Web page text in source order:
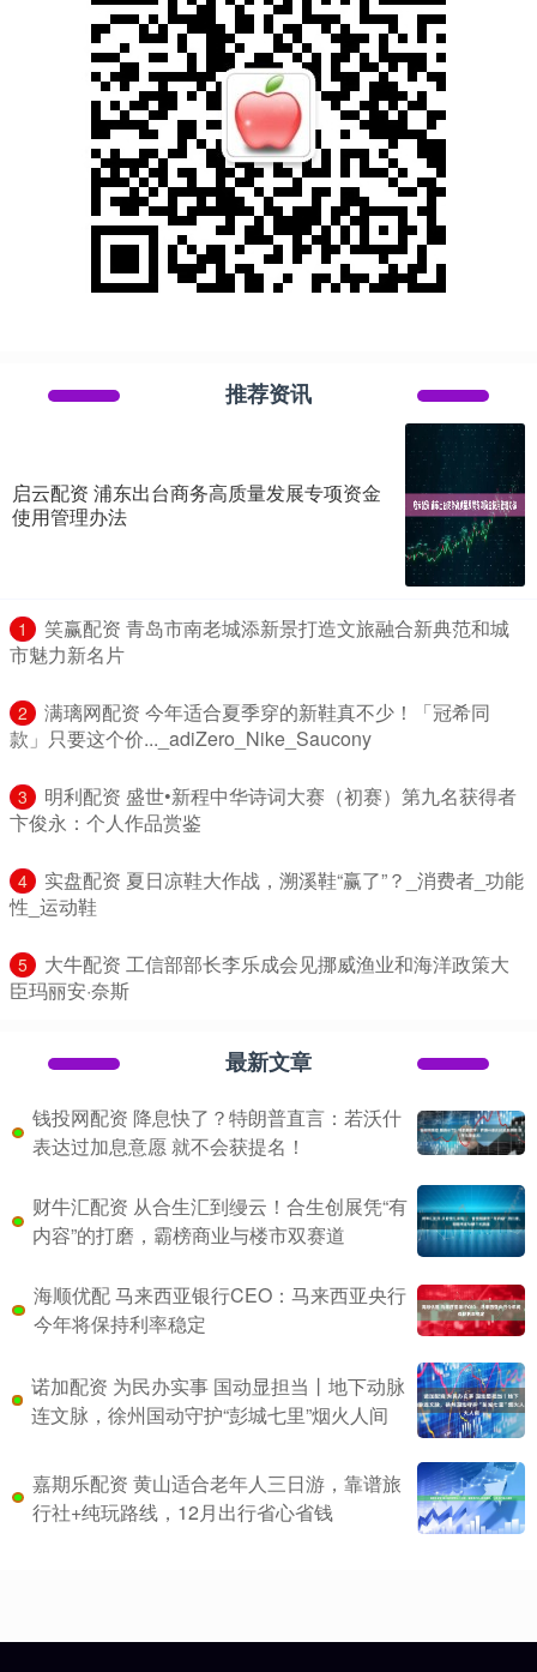
推荐资讯
启云配资 浦东出台商务高质量发展专项资金
使用管理办法
1
​笑赢配资 青岛市南老城添新景打造文旅融合新典范和城
市魅力新名片
2
​满璃网配资 今年适合夏季穿的新鞋真不少！「冠希同
款」只要这个价..._adiZero_Nike_Saucony
3
​明利配资 盛世•新程中华诗词大赛（初赛）第九名获得者
卞俊永：个人作品赏鉴
4
​实盘配资 夏日凉鞋大作战，溯溪鞋“赢了”？_消费者_功能
性_运动鞋
5
​大牛配资 工信部部长李乐成会见挪威渔业和海洋政策大
臣玛丽安·奈斯
最新文章
钱投网配资 降息快了？特朗普直言：若沃什
表达过加息意愿 就不会获提名！
财牛汇配资 从合生汇到缦云！合生创展凭“有
内容”的打磨，霸榜商业与楼市双赛道
海顺优配 马来西亚银行CEO：马来西亚央行
今年将保持利率稳定
诺加配资 为民办实事 国动显担当丨地下动脉
连文脉，徐州国动守护“彭城七里”烟火人间
嘉期乐配资 黄山适合老年人三日游，靠谱旅
行社+纯玩路线，12月出行省心省钱